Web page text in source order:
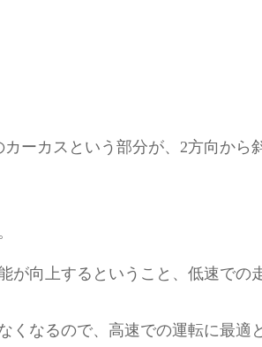
ーカスという部分が、2方向から
が向上するということ、低速での
なるので、高速での運転に最適